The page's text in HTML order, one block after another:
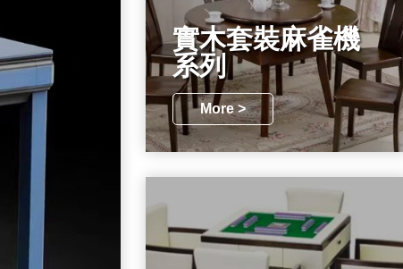
實木套裝麻雀機
系列
More >